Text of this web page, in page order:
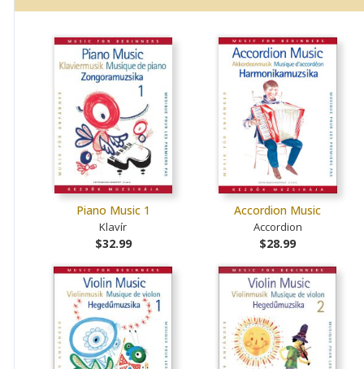
Piano Music 1
Klavír
$32.99
Accordion Music
Accordion
$28.99